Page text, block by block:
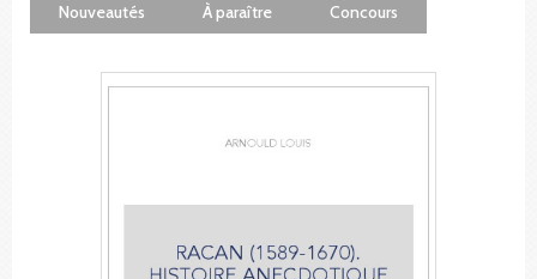
Nouveautés À paraître Concours